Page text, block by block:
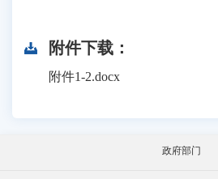
附件下载：
附件1-2.docx
政府部门